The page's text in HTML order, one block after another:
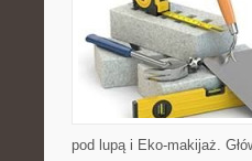
pod lupą i Eko-makijaż.